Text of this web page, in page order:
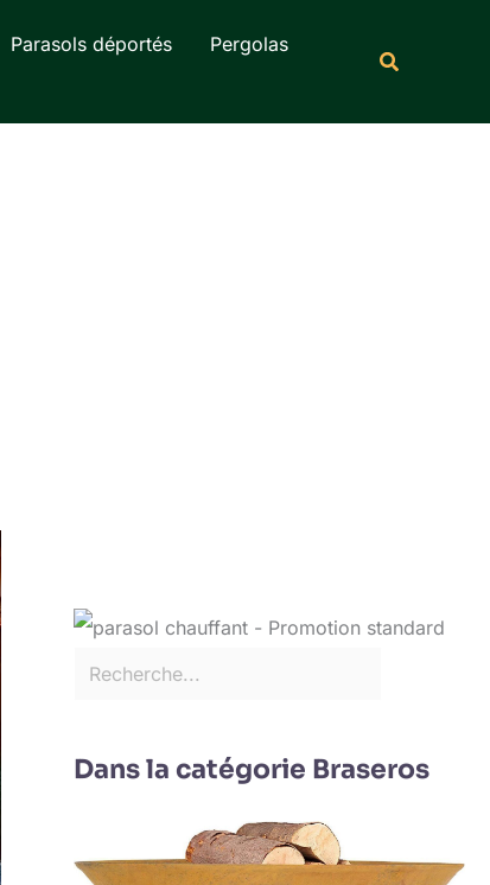
Parasols déportés
Pergolas
Dans la catégorie Braseros